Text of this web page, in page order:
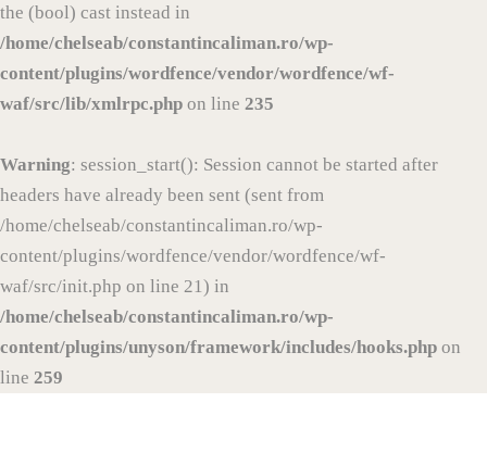
the (bool) cast instead in
/home/chelseab/constantincaliman.ro/wp-
content/plugins/wordfence/vendor/wordfence/wf-
waf/src/lib/xmlrpc.php on line 235
Warning: session_start(): Session cannot be started after
headers have already been sent (sent from
/home/chelseab/constantincaliman.ro/wp-
content/plugins/wordfence/vendor/wordfence/wf-
waf/src/init.php on line 21) in
/home/chelseab/constantincaliman.ro/wp-
content/plugins/unyson/framework/includes/hooks.php on
line 259